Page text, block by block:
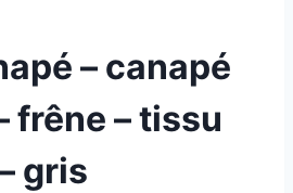
– canapé
frêne – tissu
gris